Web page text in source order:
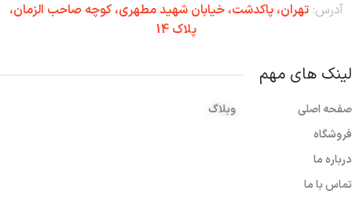
آدرس:تهران،‌ پاکدشت، خیابان شهید مطهری، کوچه صاحب الزمان،
پلاک 14
لینک های مهم
صفحه اصلی
فروشگاه
درباره ما
تماس با ما
وبلاگ